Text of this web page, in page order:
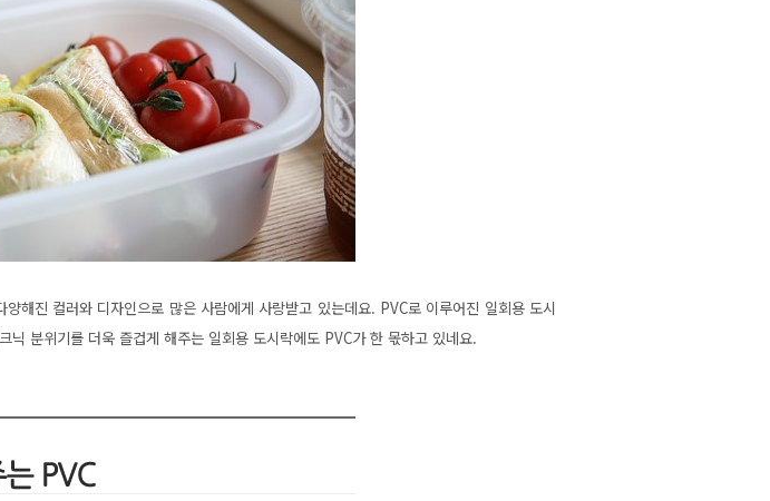
해진 컬러와 디자인으로 많은 사람에게 사랑받고 있는데요. PVC로 이루어진 일회용 도시
분위기를 더욱 즐겁게 해주는 일회용 도시락에도 PVC가 한 몫하고 있네요.